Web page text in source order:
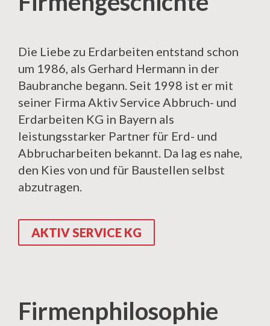
Die Liebe zu Erdarbeiten entstand schon
um 1986, als Gerhard Hermann in der
Baubranche begann. Seit 1998 ist er mit
seiner Firma Aktiv Service Abbruch- und
Erdarbeiten KG in Bayern als
leistungsstarker Partner für Erd- und
Abbrucharbeiten bekannt. Da lag es nahe,
den Kies von und für Baustellen selbst
abzutragen.
AKTIV SERVICE KG
Firmenphilosophie